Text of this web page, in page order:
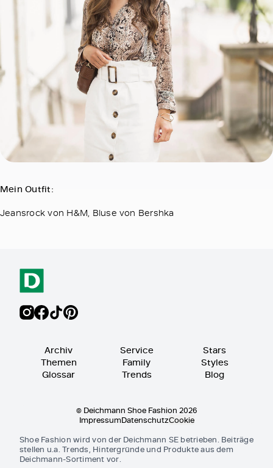
Mein Outfit:
Jeansrock von H&M, Bluse von Bershka
Archiv
Themen
Glossar
Service
Family
Trends
Stars
Styles
Blog
© Deichmann Shoe Fashion 2026
ImpressumDatenschutzCookie
Shoe Fashion wird von der Deichmann SE betrieben. Beiträge
stellen u.a. Trends, Hintergründe und Produkte aus dem
Deichmann-Sortiment vor.